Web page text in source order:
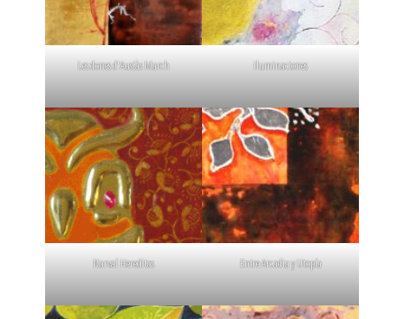
Les dones d'Ausiàs March Iluminaciones
Narval Hereditas Entre Arcadia y Utopía